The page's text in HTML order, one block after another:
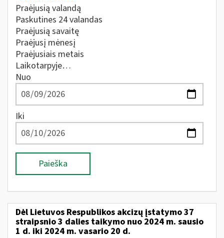
Praėjusią valandą
Paskutines 24 valandas
Praėjusią savaitę
Praėjusį mėnesį
Praėjusiais metais
Laikotarpyje…
Nuo
Iki
Paieška
Dėl Lietuvos Respublikos akcizų įstatymo 37
straipsnio 3 dalies taikymo nuo 2024 m. sausio
1 d. iki 2024 m. vasario 20 d.